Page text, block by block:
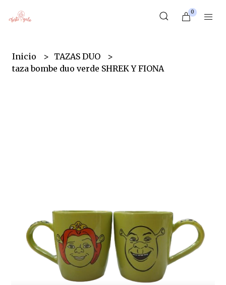
0
Inicio
TAZAS DUO
taza bombe duo verde SHREK Y FIONA